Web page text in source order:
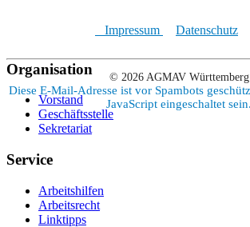
Impressum Datenschutz
© 2026 AGMAV Württemberg
Diese E-Mail-Adresse ist vor Spambots
JavaScript eingeschaltet sein.
Organisation
Vorstand
Geschäftsstelle
Sekretariat
Service
Arbeitshilfen
Arbeitsrecht
Linktipps